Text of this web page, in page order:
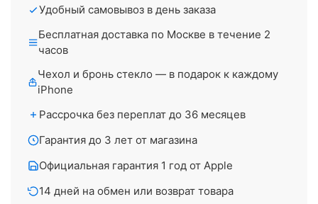
Удобный самовывоз в день заказа
Бесплатная доставка по Москве в течение 2
часов
Чехол и бронь стекло — в подарок к каждому
iPhone
Рассрочка без переплат до 36 месяцев
Гарантия до 3 лет от магазина
Официальная гарантия 1 год от Apple
14 дней на обмен или возврат товара